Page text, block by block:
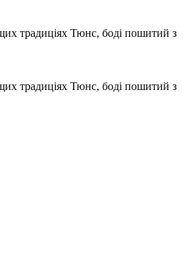
традиціях Тюнс, боді пошитий з
традиціях Тюнс, боді пошитий з